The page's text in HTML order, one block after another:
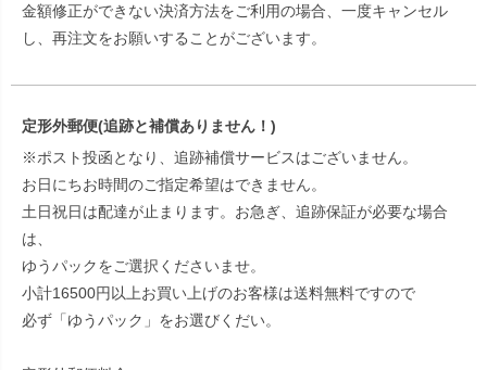
金額修正ができない決済方法をご利用の場合、一度キャンセル
し、再注文をお願いすることがございます。
定形外郵便(追跡と補償ありません！)
※ポスト投函となり、追跡補償サービスはございません。
お日にちお時間のご指定希望はできません。
土日祝日は配達が止まります。お急ぎ、追跡保証が必要な場合
は、
ゆうパックをご選択くださいませ。
小計16500円以上お買い上げのお客様は送料無料ですので
必ず「ゆうパック」をお選びくだい。